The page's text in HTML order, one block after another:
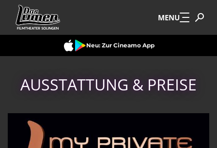
Zum Hauptinhalt springen MENU
Neu: Zur Cineamo App
AUSSTATTUNG & PREISE